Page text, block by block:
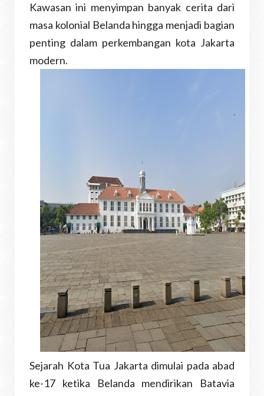
Kawasan ini menyimpan banyak cerita dari
masa kolonial Belanda hingga menjadi bagian
penting dalam perkembangan kota Jakarta
modern.
Sejarah Kota Tua Jakarta dimulai pada abad
ke-17 ketika Belanda mendirikan Batavia